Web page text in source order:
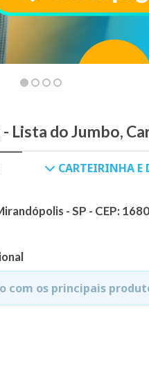
Lista do Jumbo,
CARTEIRINHA E
- SP - CEP:
com os principais